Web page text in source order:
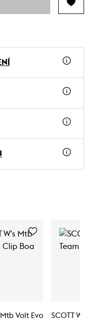
Mtb Volt Evo
SCOTT W's